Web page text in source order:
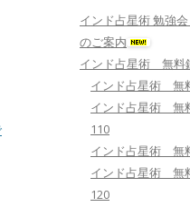
インド占星術 勉強
のご案内
インド占星術 無料
インド占星術 無
インド占星術 無
110
インド占星術 無
インド占星術 無
120